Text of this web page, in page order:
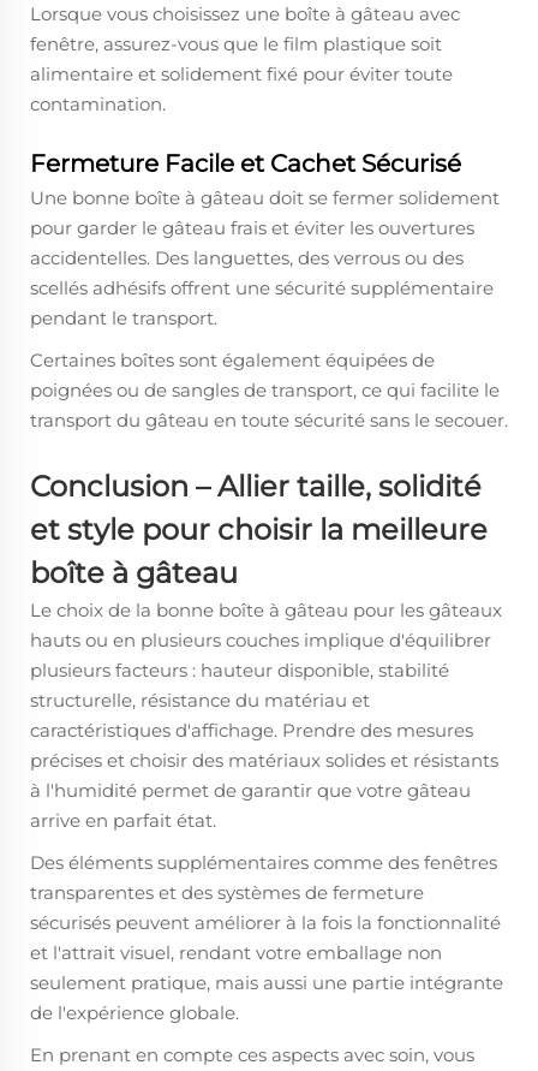
Lorsque vous choisissez une boîte à gâteau avec
fenêtre, assurez-vous que le film plastique soit
alimentaire et solidement fixé pour éviter toute
contamination.
Fermeture Facile et Cachet Sécurisé
Une bonne boîte à gâteau doit se fermer solidement
pour garder le gâteau frais et éviter les ouvertures
accidentelles. Des languettes, des verrous ou des
scellés adhésifs offrent une sécurité supplémentaire
pendant le transport.
Certaines boîtes sont également équipées de
poignées ou de sangles de transport, ce qui facilite le
transport du gâteau en toute sécurité sans le secouer.
Conclusion – Allier taille, solidité
et style pour choisir la meilleure
boîte à gâteau
Le choix de la bonne boîte à gâteau pour les gâteaux
hauts ou en plusieurs couches implique d'équilibrer
plusieurs facteurs : hauteur disponible, stabilité
structurelle, résistance du matériau et
caractéristiques d'affichage. Prendre des mesures
précises et choisir des matériaux solides et résistants
à l'humidité permet de garantir que votre gâteau
arrive en parfait état.
Des éléments supplémentaires comme des fenêtres
transparentes et des systèmes de fermeture
sécurisés peuvent améliorer à la fois la fonctionnalité
et l'attrait visuel, rendant votre emballage non
seulement pratique, mais aussi une partie intégrante
de l'expérience globale.
En prenant en compte ces aspects avec soin, vous